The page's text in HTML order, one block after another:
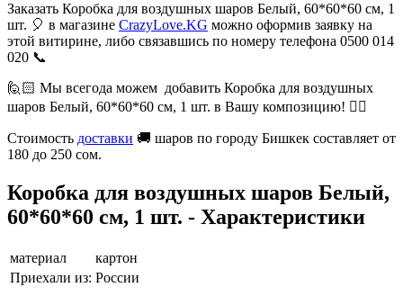
Заказать Коробка для воздушных шаров Белый, 60*60*60 см, 1
шт. 🎈 в магазине CrazyLove.KG можно оформив заявку на
этой витирине, либо связавшись по номеру телефона 0500 014
020 📞
🙋🏻 Мы всегода можем добавить Коробка для воздушных
шаров Белый, 60*60*60 см, 1 шт. в Вашу композицию! 👍🏻
Стоимость доставки 🚚 шаров по городу Бишкек составляет от
180 до 250 сом.
Коробка для воздушных шаров Белый,
60*60*60 см, 1 шт. - Характеристики
материал
картон
Приехали из: России